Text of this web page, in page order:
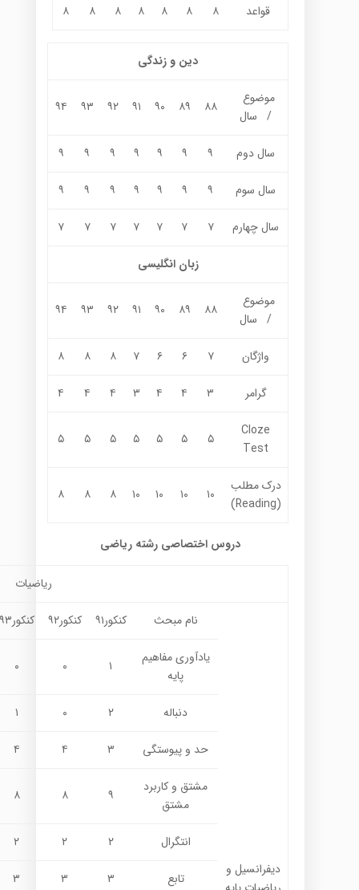
قواعد ۸ ۸ ۸ ۸ ۸ ۸ ۸
دین و زندگی
موضوع
/ سال
۸۸ ۸۹ ۹۰ ۹۱ ۹۲ ۹۳ ۹۴
سال دوم ۹ ۹ ۹ ۹ ۹ ۹ ۹
سال سوم ۹ ۹ ۹ ۹ ۹ ۹ ۹
سال چهارم ۷ ۷ ۷ ۷ ۷ ۷ ۷
زبان انگلیسی
موضوع
/ سال
۸۸ ۸۹ ۹۰ ۹۱ ۹۲ ۹۳ ۹۴
واژگان ۷ ۶ ۶ ۷ ۸ ۸ ۸
گرامر ۳ ۴ ۴ ۳ ۴ ۴ ۴
Cloze
Test
۵ ۵ ۵ ۵ ۵ ۵ ۵
درک مطلب
(Reading)
۱۰ ۱۰ ۱۰ ۱۰ ۸ ۸ ۸
دروس اختصاصی رشته ریاضی
ریاضیات
دیفرانسیل و
نام مبحث کنکور۹۱ کنکور۹۲ کنکور۹۳
یادآوری مفاهیم
پایه
۱ ۰ ۰
دنباله ۲ ۰ ۱
حد و پیوستگی ۳ ۴ ۴
مشتق و کاربرد
مشتق
۹ ۸ ۸
انتگرال ۲ ۲ ۲
تابع ۳ ۳ ۳